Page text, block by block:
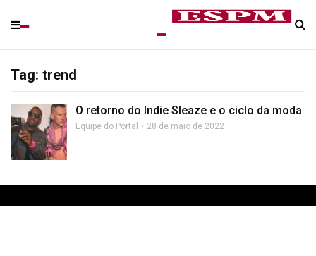
Tag: trend
O retorno do Indie Sleaze e o ciclo da moda
Equipe do Portal 28 de maio de 2022